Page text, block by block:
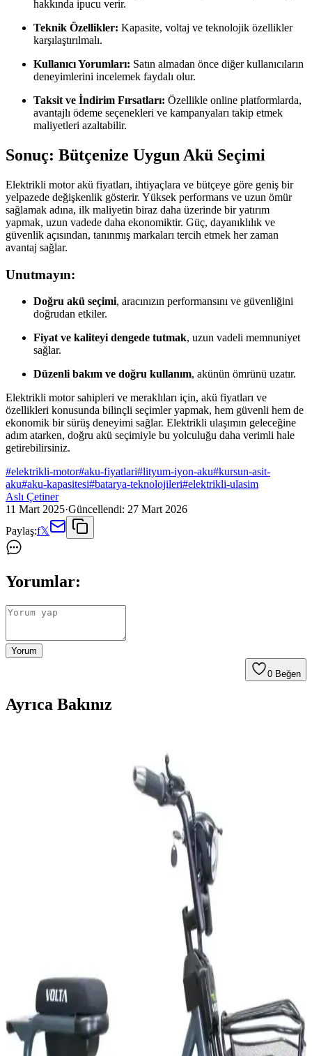
hakkında ipucu verir.
Teknik Özellikler: Kapasite, voltaj ve teknolojik özellikler
karşılaştırılmalı.
Kullanıcı Yorumları: Satın almadan önce diğer kullanıcıların
deneyimlerini incelemek faydalı olur.
Taksit ve İndirim Fırsatları: Özellikle online platformlarda,
avantajlı ödeme seçenekleri ve kampanyaları takip etmek
maliyetleri azaltabilir.
Sonuç: Bütçenize Uygun Akü Seçimi
Elektrikli motor akü fiyatları, ihtiyaçlara ve bütçeye göre geniş bir
yelpazede değişkenlik gösterir. Yüksek performans ve uzun ömür
sağlamak adına, ilk maliyetin biraz daha üzerinde bir yatırım
yapmak, uzun vadede daha ekonomiktir. Güç, dayanıklılık ve
güvenlik açısından, tanınmış markaları tercih etmek her zaman
avantaj sağlar.
Unutmayın:
Doğru akü seçimi, aracınızın performansını ve güvenliğini
doğrudan etkiler.
Fiyat ve kaliteyi dengede tutmak, uzun vadeli memnuniyet
sağlar.
Düzenli bakım ve doğru kullanım, akünün ömrünü uzatır.
Elektrikli motor sahipleri ve meraklıları için, akü fiyatları ve
özellikleri konusunda bilinçli seçimler yapmak, hem güvenli hem de
ekonomik bir sürüş deneyimi sağlar. Elektrikli ulaşımın geleceğine
adım atarken, doğru akü seçimiyle bu yolculuğu daha verimli hale
getirebilirsiniz.
#elektrikli-motor#aku-fiyatlari#lityum-iyon-aku#kursun-asit-
aku#aku-kapasitesi#batarya-teknolojileri#elektrikli-ulasim
Aslı Çetiner
11 Mart 2025·Güncellendi: 27 Mart 2026
Paylaş:f𝕏
Yorumlar:
Yorum
0 Beğen
Ayrıca Bakınız
Sürdürülebilir ve Ekonomik Çözümler
Şarjlı motorlar, batarya teknolojileri ve gelişen kullanım alanlarıyla
şehir içi ulaşımda sürdürülebilir ve ekonomik çözümler sağlıyor.
Plaka İstemeyen Elektrikli Motorlar: Türkiye'de
Yasal Durum ve Teknolojik Avantajlar
Plaka istemeyen elektrikli motorlar, düşük hız ve güç sınırlarıyla
yasal kolaylık ve çevreci ulaşım sunuyor. Türkiye'deki mevzuat ve
popüler modellerle şehir içi ulaşımda pratik alternatifler sağlıyor.
Elektrikli Motorların Ehliyetsiz Kullanımı: Yasal
Türkiye'de elektrikli motorların ehliyetsiz kullanımı yasal sınırlar ve
güvenlik riskleriyle sınırlıdır. Bu yazı, türlerine göre ehliyet
gerekliliği, cezalar ve güvenlik önlemlerini detaylıca inceliyor.
Elektrikli Motorlarda Ehliyet Gerekliliği: Güç, Hız
ve Yasal Düzenlemeler 2024